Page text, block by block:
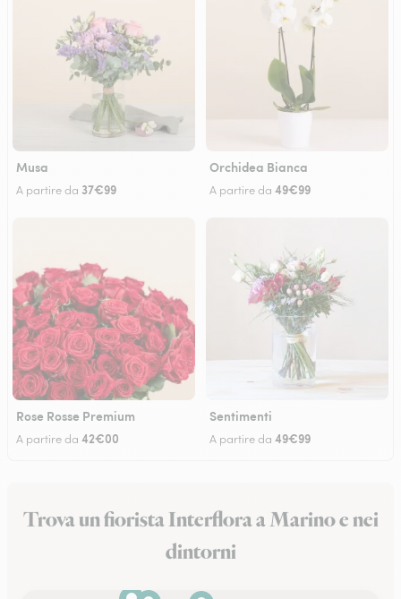
Musa
A partire da 37€99
Orchidea Bianca
A partire da 49€99
Rose Rosse Premium
A partire da 42€00
Sentimenti
A partire da 49€99
Trova un fiorista Interflora a Marino e nei
dintorni